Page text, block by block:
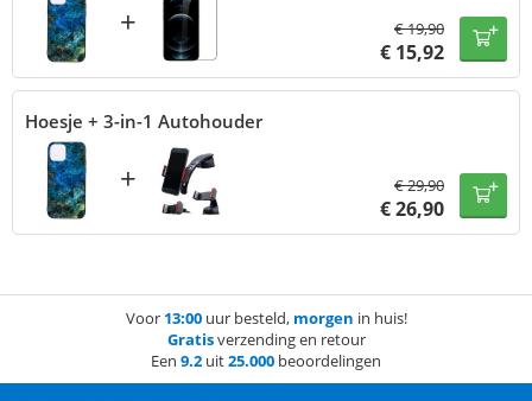
+ €19,90
€ 15,92
Hoesje + 3-in-1 Autohouder
+ €29,90
€26,90
Voor 13:00uur besteld, morgen in huis!
Gratisverzending en retour
Een 9.2 uit25.000 beoordelingen